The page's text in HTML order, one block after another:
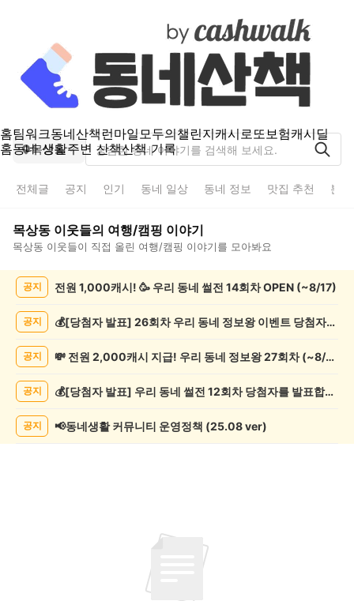
홈팀워크동네산책런마일모두의챌린지캐시로또보험캐시딜
홈동네 생활주변 산책산책 기록
목상동
전체글 공지 인기 동네 일상 동네 정보 맛집 추천 분
목상동 이웃들의 여행/캠핑 이야기
목상동 이웃들이 직접 올린 여행/캠핑 이야기를 모아봐요
록
공지 전원 1,000캐시! 🥳 우리 동네 썰전 14회차 OPEN (~8/17)
공지 💰[당첨자 발표] 26회차 우리 동네 정보왕 이벤트 당첨자를 발표합니다!
공지 💸 전원 2,000캐시 지급! 우리 동네 정보왕 27회차 (~8/10)
공지 💰[당첨자 발표] 우리 동네 썰전 12회차 당첨자를 발표합니다!
공지 📢동네생활 커뮤니티 운영정책 (25.08 ver)